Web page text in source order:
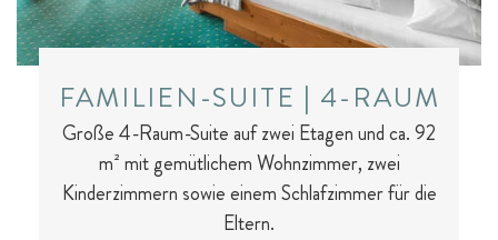
FAMILIEN-SUITE | 4-RAUM
Große 4-Raum-Suite auf zwei Etagen und ca. 92
m² mit gemütlichem Wohnzimmer, zwei
Kinderzimmern sowie einem Schlafzimmer für die
Eltern.